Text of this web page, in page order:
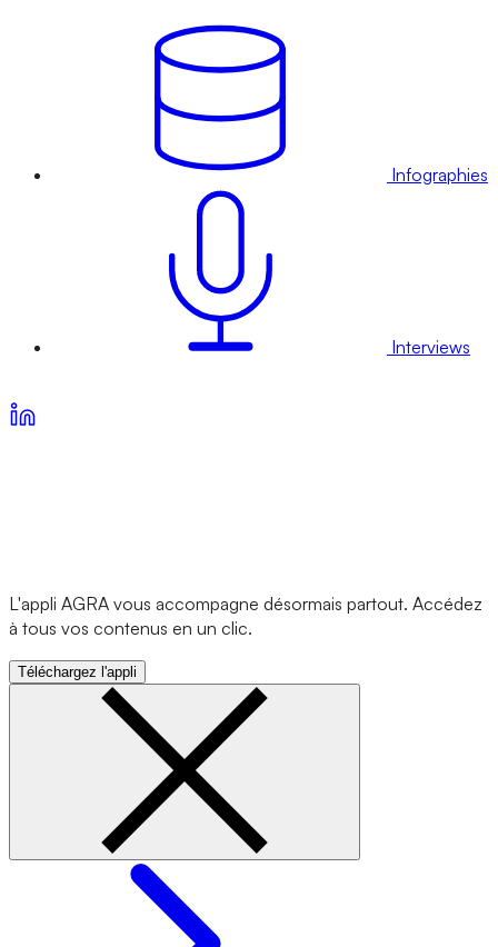
Infographies
Interviews
L'appli AGRA vous accompagne désormais partout. Accédez
à tous vos contenus en un clic.
Téléchargez l'appli